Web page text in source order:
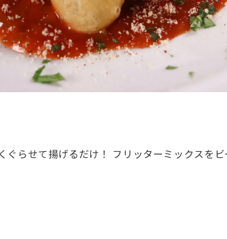
ぐらせて揚げるだけ！ フリッターミックスを